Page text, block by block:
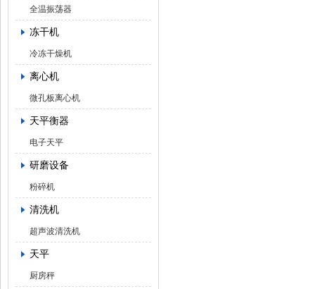
全温振荡器
冻干机
冷冻干燥机
离心机
微孔板离心机
天平衡器
电子天平
研磨设备
粉碎机
清洗机
超声波清洗机
天平
厨房秤